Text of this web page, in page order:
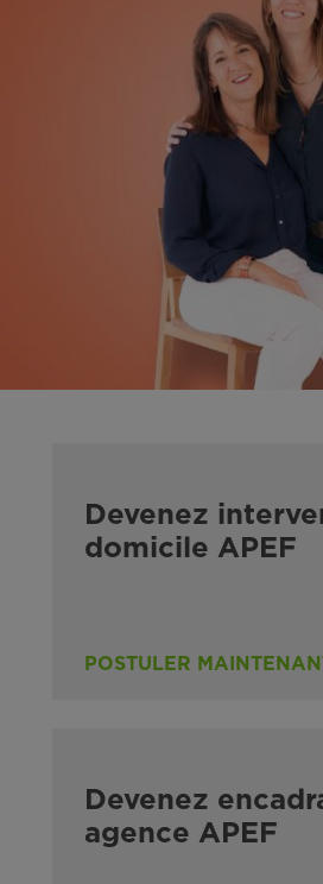
Devenez
domicile APEF
POSTULER
Devenez
agence APEF